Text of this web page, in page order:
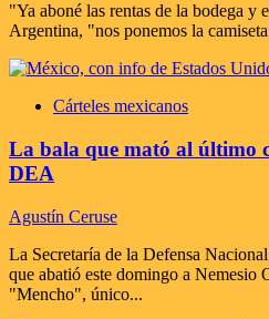
"Ya aboné las rentas de la bodega y
Argentina, "nos ponemos la
Cárteles mexicanos
La bala que mató al último
DEA
Agustín Ceruse
La Secretaría de la Defensa
que abatió este domingo a Nemesio
"Mencho", único...